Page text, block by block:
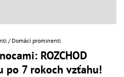
Domáci prominenti
ROZCHOD
po 7 rokoch vzťahu!